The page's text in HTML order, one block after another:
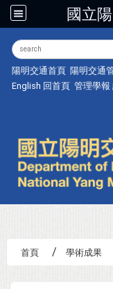
國立
陽明交通首頁 陽明交通
English 回首頁 管理學報
首頁 學術成果